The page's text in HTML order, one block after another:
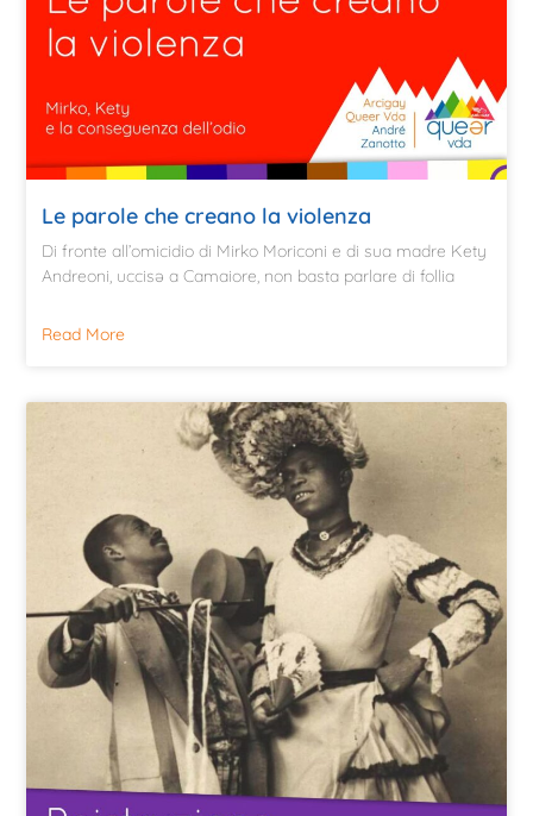
Le parole che creano la violenza
Di fronte all’omicidio di Mirko Moriconi e di sua madre Kety
Andreoni, uccisə a Camaiore, non basta parlare di follia
Read More